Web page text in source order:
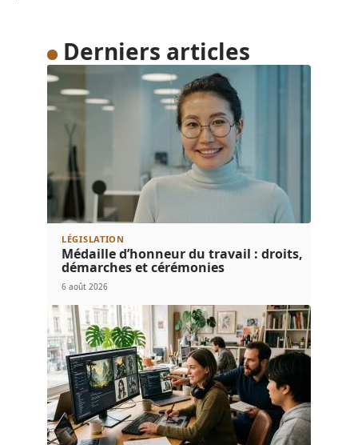
Derniers articles
LÉGISLATION
Médaille d’honneur du travail : droits,
démarches et cérémonies
6 août 2026